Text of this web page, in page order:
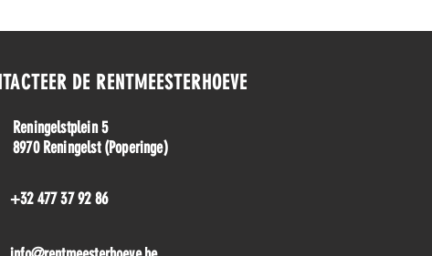
DE RENTMEESTERHOEVE
Reningelstplein 5
8970 Reningelst (Poperinge)
+32 477 37 92 86